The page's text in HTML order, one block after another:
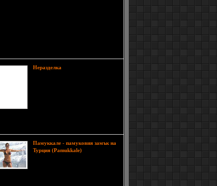
НеразделкаВ природата те
Памуккале - памуковия замък на
Турция (Pamukkale)Памуккале е